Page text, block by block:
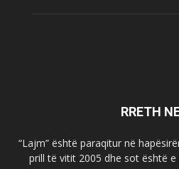
RRETH
“Lajm” është paraqitur në
prill të vitit 2005 dhe sot është